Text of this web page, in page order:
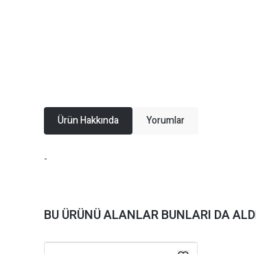
Ürün Hakkında Yorumlar
-
BU ÜRÜNÜ ALANLAR BUNLARI DA